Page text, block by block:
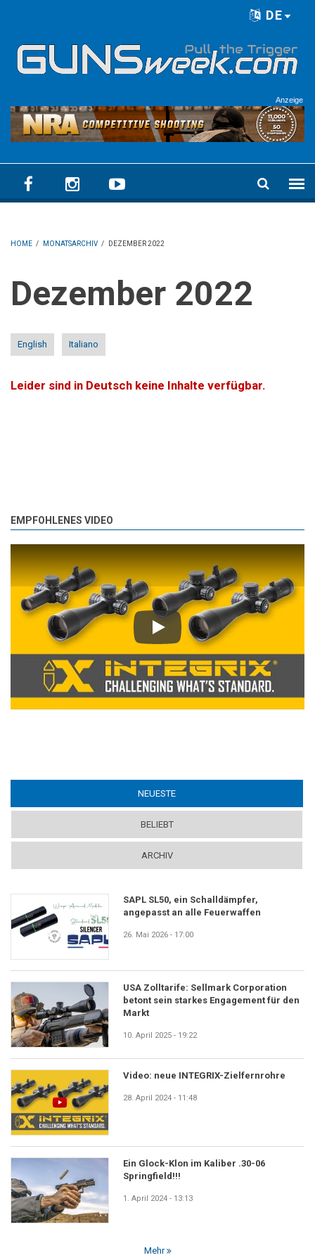
DE
Anzeige
HOME / MONATSARCHIV / DEZEMBER 2022
Dezember 2022
English Italiano
Leider sind in Deutsch keine Inhalte verfügbar.
EMPFOHLENES VIDEO
Play
NEUESTE
BELIEBT
ARCHIV
SAPL SL50, ein Schalldämpfer,
angepasst an alle Feuerwaffen
26. Mai 2026 - 17:00
USA Zolltarife: Sellmark Corporation
betont sein starkes Engagement für den
Markt
10. April 2025 - 19:22
Video: neue INTEGRIX-Zielfernrohre
28. April 2024 - 11:48
Ein Glock-Klon im Kaliber .30-06
Springfield!!!
1. April 2024 - 13:13
Mehr